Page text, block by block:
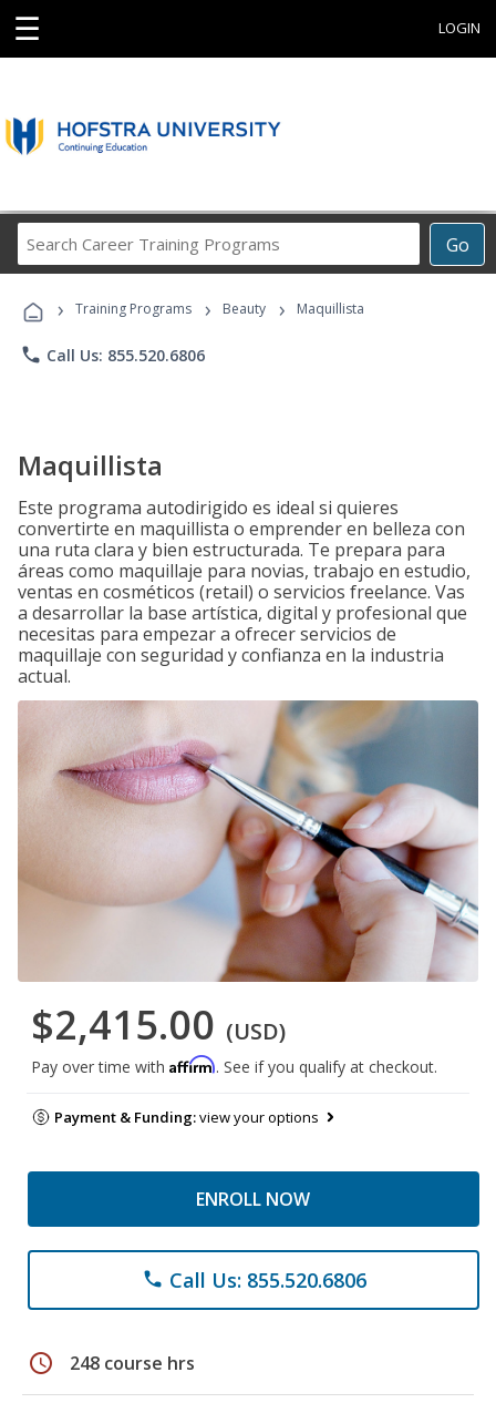
☰ LOGIN
Go
Career
Programs
› Training Programs › Beauty › Maquillista
phone Call Us: 855.520.6806
Maquillista
Este programa autodirigido es ideal si quieres
convertirte en maquillista o emprender en belleza con
una ruta clara y bien estructurada. Te prepara para
áreas como maquillaje para novias, trabajo en estudio,
ventas en cosméticos (retail) o servicios freelance. Vas
a desarrollar la base artística, digital y profesional que
necesitas para empezar a ofrecer servicios de
maquillaje con seguridad y confianza en la industria
actual.
$2,415.00 (USD)
Pay over time with Affirm. See if you qualify at checkout.
Payment & Funding:view your options
ENROLL NOW
phone Call Us: 855.520.6806
schedule 248 course hrs